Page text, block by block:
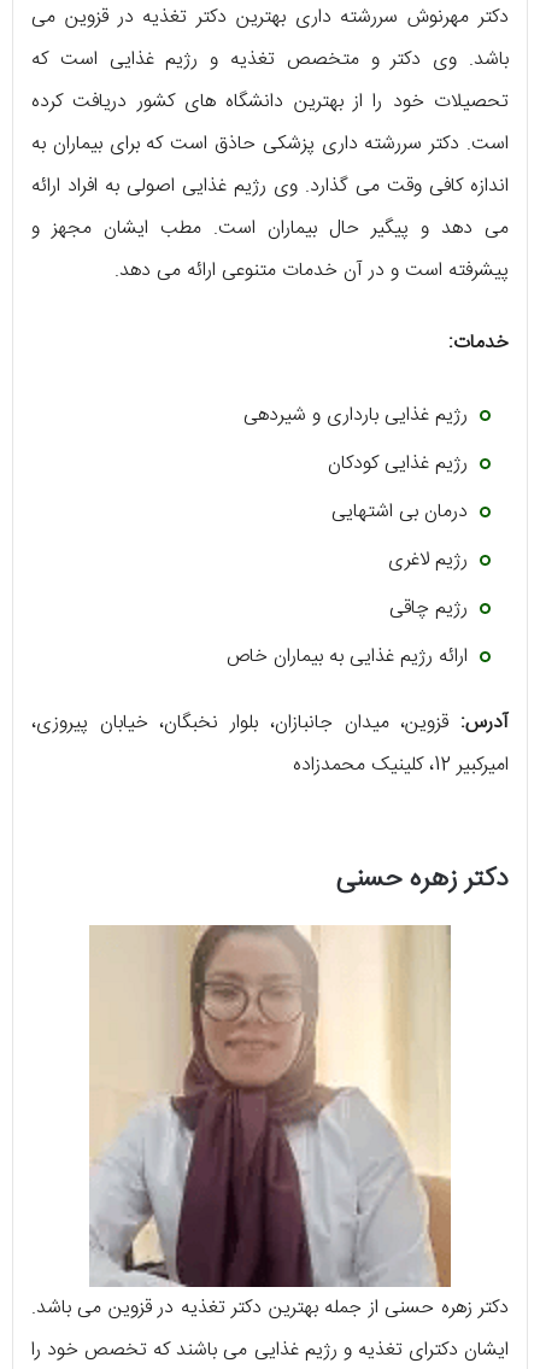
دکتر مهرنوش سررشته داری بهترین دکتر تغذیه در قزوین می
باشد. وی دکتر و متخصص تغذیه و رژیم غذایی است که
تحصیلات خود را از بهترین دانشگاه های کشور دریافت کرده
است. دکتر سررشته داری پزشکی حاذق است که برای بیماران به
اندازه کافی وقت می گذارد. وی رژیم غذایی اصولی به افراد ارائه
می دهد و پیگیر حال بیماران است. مطب ایشان مجهز و
پیشرفته است و در آن خدمات متنوعی ارائه می دهد.
خدمات:
رژیم غذایی بارداری و شیردهی
رژیم غذایی کودکان
درمان بی اشتهایی
رژیم لاغری
رژیم چاقی
ارائه رژیم غذایی به بیماران خاص
آدرس: قزوین، میدان جانبازان، بلوار نخبگان، خیابان پیروزی،
امیرکبیر 12، کلینیک محمدزاده
دکتر زهره حسنی
دکتر زهره حسنی از جمله بهترین دکتر تغذیه در قزوین می باشد.
ایشان دکترای تغذیه و رژیم غذایی می باشند که تخصص خود را